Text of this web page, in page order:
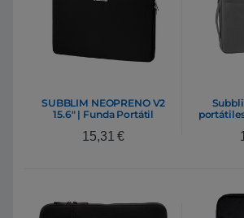
SUBBLIM NEOPRENO V2
15.6″ | Funda Portátil
15,31€
portátiles